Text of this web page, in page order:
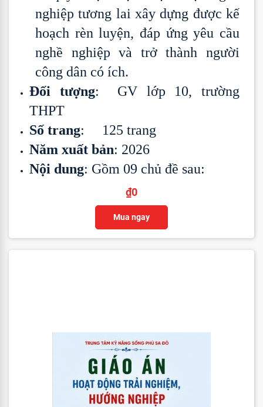
nghiệp tương lai xây dựng được kế
hoạch rèn luyện, đáp ứng yêu cầu
nghề nghiệp và trở thành người
công dân có ích.
Đối tượng: GV lớp 10, trường
THPT
Số trang: 125 trang
Năm xuất bản: 2026
Nội dung: Gồm 09 chủ đề sau:
₫0
Mua ngay